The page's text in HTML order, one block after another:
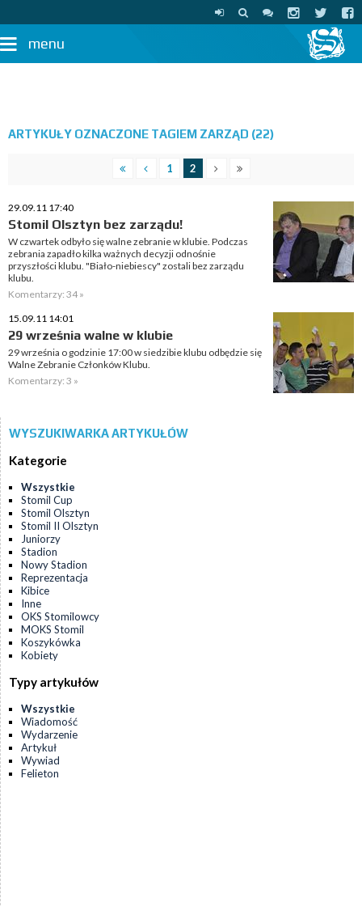
menu
ARTYKUŁY OZNACZONE TAGIEM ZARZĄD (22)
1 2
29.09.11 17:40
Stomil Olsztyn bez zarządu!
W czwartek odbyło się walne zebranie w klubie. Podczas
zebrania zapadło kilka ważnych decyzji odnośnie
przyszłości klubu. "Biało-niebiescy" zostali bez zarządu
klubu.
Komentarzy: 34 »
15.09.11 14:01
29 września walne w klubie
29 września o godzinie 17:00 w siedzibie klubu odbędzie się
Walne Zebranie Członków Klubu.
Komentarzy: 3 »
WYSZUKIWARKA ARTYKUŁÓW
Kategorie
Wszystkie
Stomil Cup
Stomil Olsztyn
Stomil II Olsztyn
Juniorzy
Stadion
Nowy Stadion
Reprezentacja
Kibice
Inne
OKS Stomilowcy
MOKS Stomil
Koszykówka
Kobiety
Typy artykułów
Wszystkie
Wiadomość
Wydarzenie
Artykuł
Wywiad
Felieton